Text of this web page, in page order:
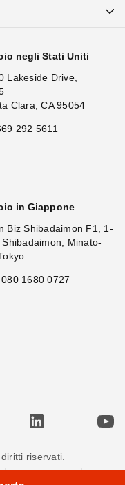
negli Stati Uniti
Lakeside Drive,
Clara, CA 95054
292 5611
in Giappone
Biz Shibadaimon F1, 1-
Shibadaimon, Minato-
1680 0727
riservati.